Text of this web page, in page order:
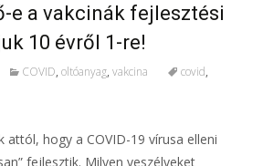
e a vakcinák fejlesztési
10 évről 1-re!
COVID, oltóanyag, vakcina covid,
attól, hogy a COVID-19 vírusa elleni
fejlesztik. Milyen veszélyeket